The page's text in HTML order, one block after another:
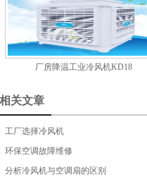
厂房降温工业冷风机KD18
相关文章
工厂选择冷风机
环保空调故障维修
分析冷风机与空调扇的区别